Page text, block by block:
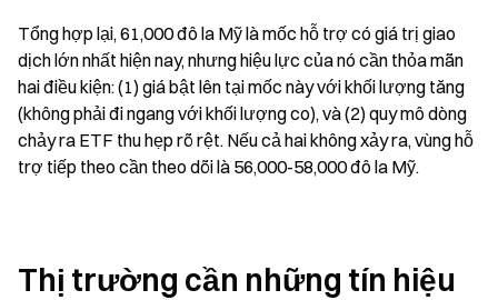
Tổng hợp lại, 61,000 đô la Mỹ là mốc hỗ trợ có giá trị giao
dịch lớn nhất hiện nay, nhưng hiệu lực của nó cần thỏa mãn
hai điều kiện: (1) giá bật lên tại mốc này với khối lượng tăng
(không phải đi ngang với khối lượng co), và (2) quy mô dòng
chảy ra ETF thu hẹp rõ rệt. Nếu cả hai không xảy ra, vùng hỗ
trợ tiếp theo cần theo dõi là 56,000-58,000 đô la Mỹ.
Thị trường cần những tín hiệu